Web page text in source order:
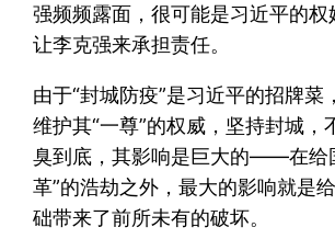
强频频露面，很可能是习近平的
让李克强来承担责任。
由于“封城防疫”是习近平的招牌菜
维护其“一尊”的权威，坚持封城，
臭到底，其影响是巨大的——在给
革”的浩劫之外，最大的影响就是
础带来了前所未有的破坏。